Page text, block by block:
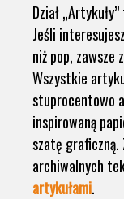
Dział
Jeśli
niż pop, zawsze
Wszystkie
stuprocentowo
inspirowaną
szatę graficzną.
archiwalnych
artykułami.